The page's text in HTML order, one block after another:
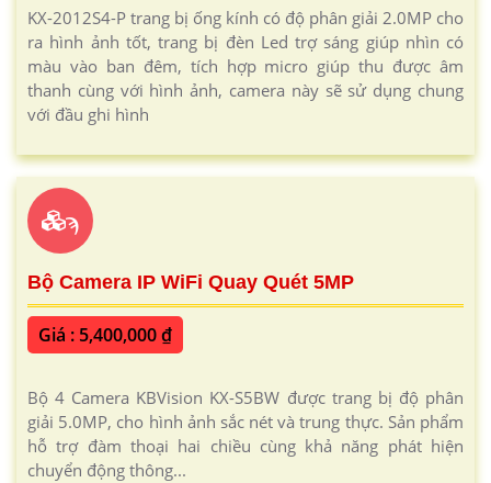
KX-2012S4-P trang bị ống kính có độ phân giải 2.0MP cho
ra hình ảnh tốt, trang bị đèn Led trợ sáng giúp nhìn có
màu vào ban đêm, tích hợp micro giúp thu được âm
thanh cùng với hình ảnh, camera này sẽ sử dụng chung
với đầu ghi hình
ϡ
Bộ Camera IP WiFi Quay Quét 5MP
Giá : 5,400,000 ₫
Bộ 4 Camera KBVision KX-S5BW được trang bị độ phân
giải 5.0MP, cho hình ảnh sắc nét và trung thực. Sản phẩm
hỗ trợ đàm thoại hai chiều cùng khả năng phát hiện
chuyển động thông...